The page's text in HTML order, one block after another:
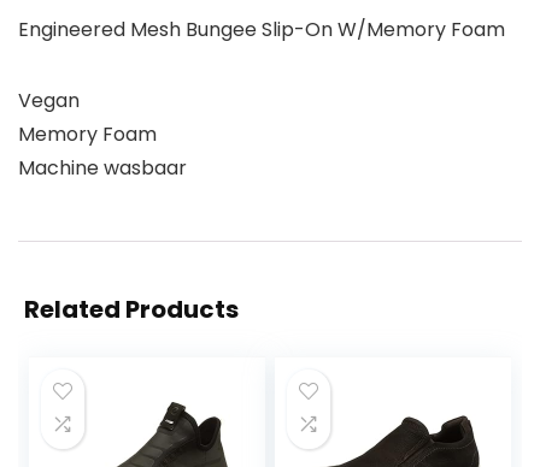
Engineered Mesh Bungee Slip-On W/Memory Foam
Vegan
Memory Foam
Machine wasbaar
Related Products